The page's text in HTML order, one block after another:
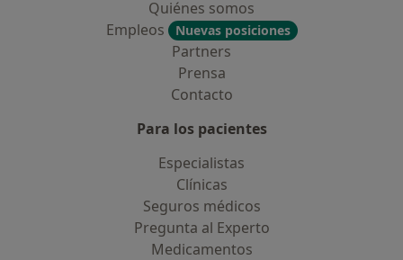
Quiénes somos
Empleos
Nuevas posiciones
Partners
Prensa
Contacto
Para los pacientes
Especialistas
Clínicas
Seguros médicos
Pregunta al Experto
Medicamentos